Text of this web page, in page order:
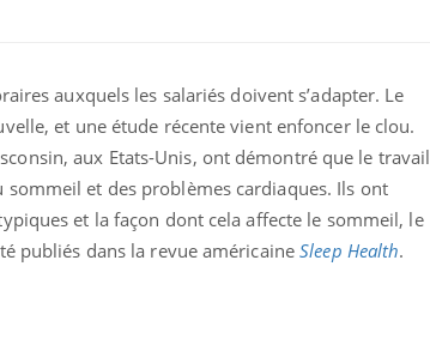
auxquels les salariés doivent s’adapter. Le
et une étude récente vient enfoncer le clou.
aux Etats-Unis, ont démontré que le travail
sommeil et des problèmes cardiaques. Ils ont
et la façon dont cela affecte le sommeil, le
publiés dans la revue américaineSleep Health.